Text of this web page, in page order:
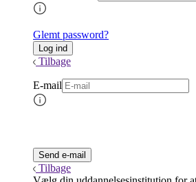
Glemt password?
Tilbage
E-mail
Tilbage